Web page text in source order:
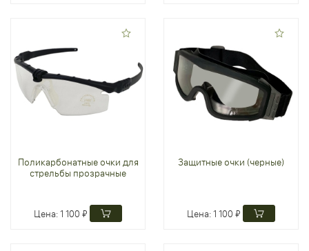
Поликарбонатные очки для
стрельбы прозрачные
Цена:1 100 ₽
Защитные очки (черные)
Цена:1 100 ₽